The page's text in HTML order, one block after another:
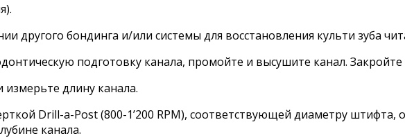
другого бондинга и/или системы для восстановления культи зуба
подготовку канала, промойте и высушите канал.
длину канала.
Drill-a-Post (800-1’200 RPM), соответствующей диаметру штифта,
канала.